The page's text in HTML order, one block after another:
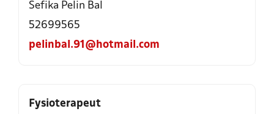
Sefika Pelin Bal
52699565
pelinbal.91@hotmail.com
Fysioterapeut